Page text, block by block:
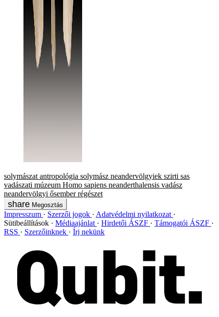
solymászat antropológia solymász neandervölgyiek szirti sas
vadászati múzeum Homo sapiens neanderthalensis vadász
neandervölgyi ősember régészet
Megosztás
Impresszum Szerzői jogok
Adatvédelmi nyilatkozat
Sütibeállítások
Médiaajánlat Hirdetői ÁSZF
Támogatói ÁSZF
RSS
Szerzőinknek Írj nekünk